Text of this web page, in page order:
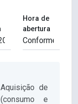
Hora de
abertura
de
e